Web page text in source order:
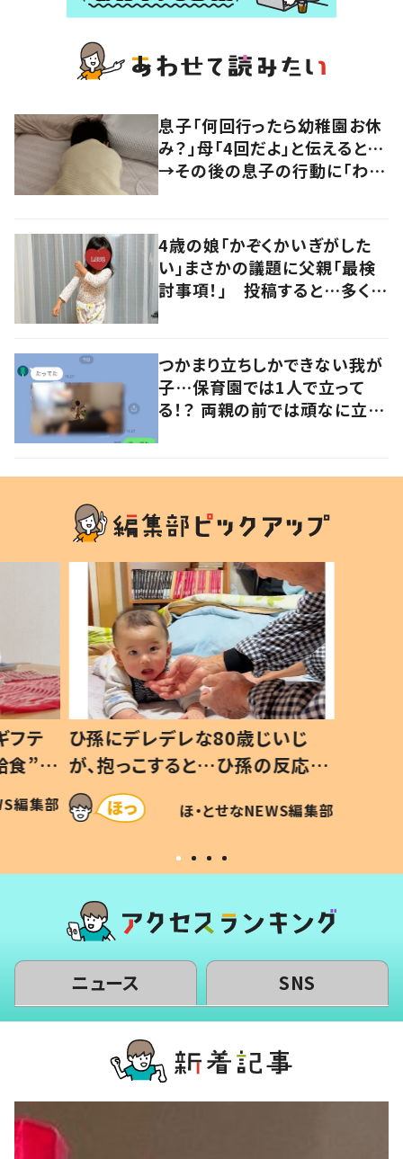
息子「何回行ったら幼稚園お休
み？」母「4回だよ」と伝えると…
→その後の息子の行動に「わか
4歳の娘「かぞくかいぎがした
い」まさかの議題に父親「最検
討事項！」 投稿すると…多くの
つかまり立ちしかできない我が
子…保育園では1人で立って
る！？ 両親の前では頑なに立た
フテ
食”を
の親
編集部
ひ孫にデレデレな80歳じいじ
が、抱っこすると…ひ孫の反応に
「涙が出ました」「可愛くて仕方な
い」
ほ・とせなNEWS編集部
ニュース SNS